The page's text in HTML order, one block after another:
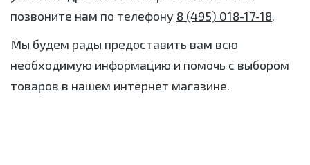
позвоните нам по телефону 8 (495) 018-17-18.
Мы будем рады предоставить вам всю
необходимую информацию и помочь с выбором
товаров в нашем интернет магазине.